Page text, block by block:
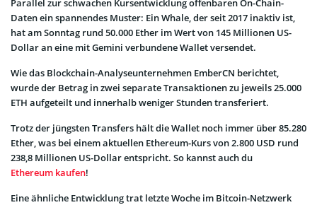
Parallel zur schwachen Kursentwicklung offenbaren On-Chain-
Daten ein spannendes Muster: Ein Whale, der seit 2017 inaktiv ist,
hat am Sonntag rund 50.000 Ether im Wert von 145 Millionen US-
Dollar an eine mit Gemini verbundene Wallet versendet.
Wie das Blockchain-Analyseunternehmen EmberCN berichtet,
wurde der Betrag in zwei separate Transaktionen zu jeweils 25.000
ETH aufgeteilt und innerhalb weniger Stunden transferiert.
Trotz der jüngsten Transfers hält die Wallet noch immer über 85.280
Ether, was bei einem aktuellen Ethereum-Kurs von 2.800 USD rund
238,8 Millionen US-Dollar entspricht. So kannst auch du
Ethereum kaufen!
Eine ähnliche Entwicklung trat letzte Woche im Bitcoin-Netzwerk